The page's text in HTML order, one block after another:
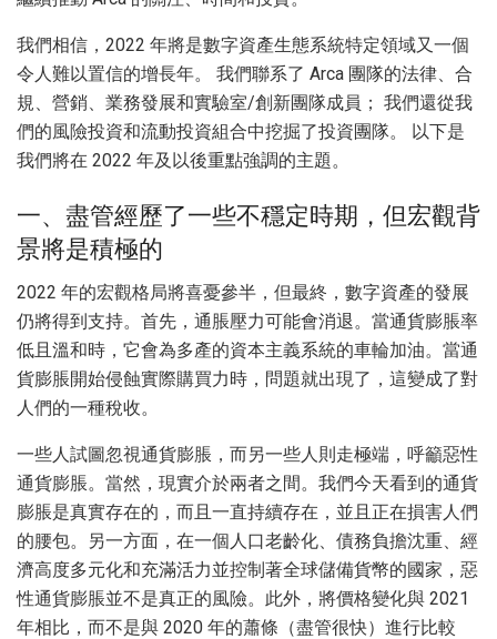
我們相信，2022 年將是數字資產生態系統特定領域又一個
令人難以置信的增長年。 我們聯系了 Arca 團隊的法律、合
規、營銷、業務發展和實驗室/創新團隊成員； 我們還從我
們的風險投資和流動投資組合中挖掘了投資團隊。 以下是
我們將在 2022 年及以後重點強調的主題。
一、盡管經歷了一些不穩定時期，但宏觀背
景將是積極的
2022 年的宏觀格局將喜憂參半，但最終，數字資產的發展
仍將得到支持。首先，通脹壓力可能會消退。當通貨膨脹率
低且溫和時，它會為多產的資本主義系統的車輪加油。當通
貨膨脹開始侵蝕實際購買力時，問題就出現了，這變成了對
人們的一種稅收。
一些人試圖忽視通貨膨脹，而另一些人則走極端，呼籲惡性
通貨膨脹。當然，現實介於兩者之間。我們今天看到的通貨
膨脹是真實存在的，而且一直持續存在，並且正在損害人們
的腰包。另一方面，在一個人口老齡化、債務負擔沈重、經
濟高度多元化和充滿活力並控制著全球儲備貨幣的國家，惡
性通貨膨脹並不是真正的風險。此外，將價格變化與 2021
年相比，而不是與 2020 年的蕭條（盡管很快）進行比較